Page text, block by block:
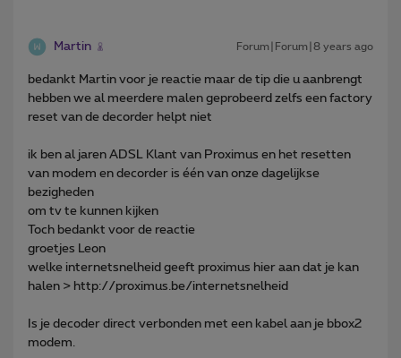
Martin Forum|Forum|8 years ago
bedankt Martin voor je reactie maar de tip die u aanbrengt
hebben we al meerdere malen geprobeerd zelfs een factory
reset van de decorder helpt niet
ik ben al jaren ADSL Klant van Proximus en het resetten
van modem en decorder is één van onze dagelijkse
bezigheden
om tv te kunnen kijken
Toch bedankt voor de reactie
groetjes Leon
welke internetsnelheid geeft proximus hier aan dat je kan
halen > http://proximus.be/internetsnelheid
Is je decoder direct verbonden met een kabel aan je bbox2
modem.